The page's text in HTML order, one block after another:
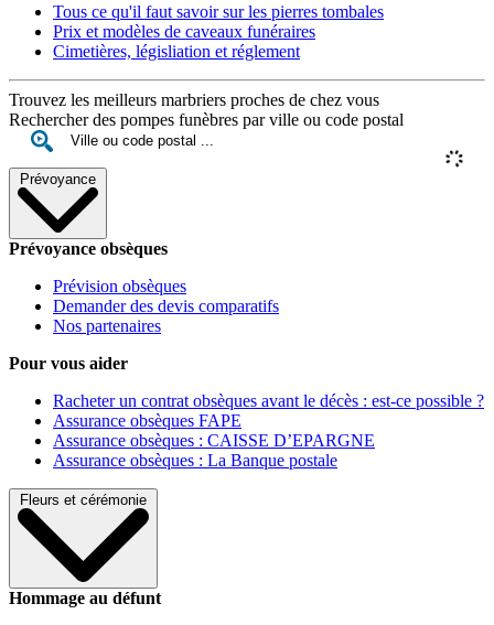
Tous ce qu'il faut savoir sur les pierres tombales
Prix et modèles de caveaux funéraires
Cimetières, législiation et réglement
Trouvez les meilleurs marbriers proches de chez vous
Rechercher des pompes funèbres par ville ou code postal
Prévoyance
Prévoyance obsèques
Prévision obsèques
Demander des devis comparatifs
Nos partenaires
Pour vous aider
Racheter un contrat obsèques avant le décès : est-ce possible ?
Assurance obsèques FAPE
Assurance obsèques : CAISSE D’EPARGNE
Assurance obsèques : La Banque postale
Fleurs et cérémonie
Hommage au défunt